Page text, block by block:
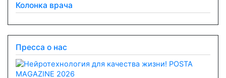
Колонка врача
Пресса о нас